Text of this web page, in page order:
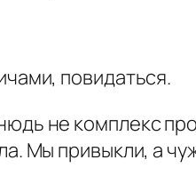
повидаться.
не комплекс
Мы привыкли, а